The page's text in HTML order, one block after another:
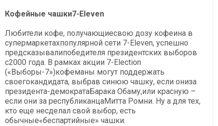
Кофейные чашки7-Eleven
Любители кофе, получающиесвою дозу кофеина в
супермаркетахпопулярной сети 7-Eleven, успешно
предсказывалипобедителя президентских выборов
с2000 года. В рамках акции 7-Election
(«Выборы-7»)кофеманы могут поддержать
своегокандидата, выбрав синюю чашку, если ониза
президента-демократаБарака Обаму,или красную –
если они за республиканцаМитта Ромни. Ну а для тех,
кто еще несделал свой выбор, есть
обычные«беспартийные» чашки.